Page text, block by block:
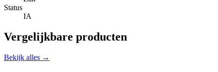
Status
IA
Vergelijkbare producten
Bekijk alles →